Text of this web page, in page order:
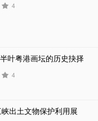
4
叶粤港画坛的历史抉择
4
出土文物保护利用展